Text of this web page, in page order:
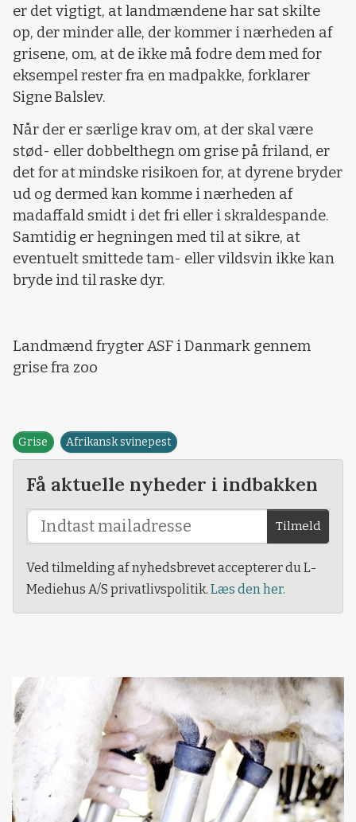
er det vigtigt, at landmændene har sat skilte
op, der minder alle, der kommer i nærheden af
grisene, om, at de ikke må fodre dem med for
eksempel rester fra en madpakke, forklarer
Signe Balslev.
Når der er særlige krav om, at der skal være
stød- eller dobbelthegn om grise på friland, er
det for at mindske risikoen for, at dyrene bryder
ud og dermed kan komme i nærheden af
madaffald smidt i det fri eller i skraldespande.
Samtidig er hegningen med til at sikre, at
eventuelt smittede tam- eller vildsvin ikke kan
bryde ind til raske dyr.
Landmænd frygter ASF i Danmark gennem
grise fra zoo
Grise Afrikansk svinepest
Få aktuelle nyheder i indbakken
Tilmeld
Ved tilmelding af nyhedsbrevet accepterer du L-
Mediehus A/S privatlivspolitik. Læs den her.